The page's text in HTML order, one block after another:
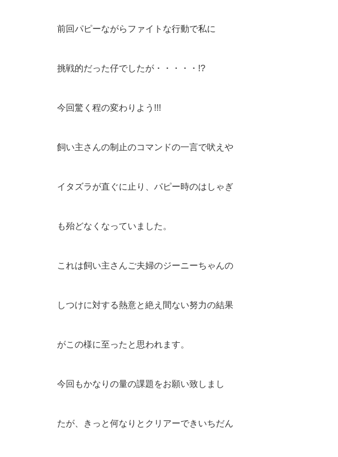
前回パピーながらファイトな行動で私に
挑戦的だった仔でしたが・・・・・!?
今回驚く程の変わりよう!!!
飼い主さんの制止のコマンドの一言で吠えや
イタズラが直ぐに止り、パピー時のはしゃぎ
も殆どなくなっていました。
これは飼い主さんご夫婦のジーニーちゃんの
しつけに対する熱意と絶え間ない努力の結果
がこの様に至ったと思われます。
今回もかなりの量の課題をお願い致しまし
たが、きっと何なりとクリアーできいちだん